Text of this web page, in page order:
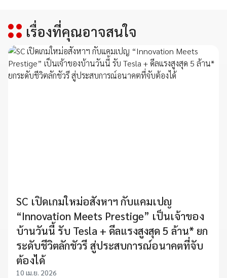
เรื่องที่คุณอาจสนใจ
SC เปิดเกมใหม่อสังหาฯ กับแคมเปญ
“Innovation Meets Prestige” เป็นเจ้าของ
บ้านวันนี้ รับ Tesla + ดีลแรงสูงสุด 5 ล้าน* ยก
ระดับชีวิตลักชัวรี สู่ประสบการณ์อนาคตที่จับ
ต้องได้
10 เม.ย. 2026